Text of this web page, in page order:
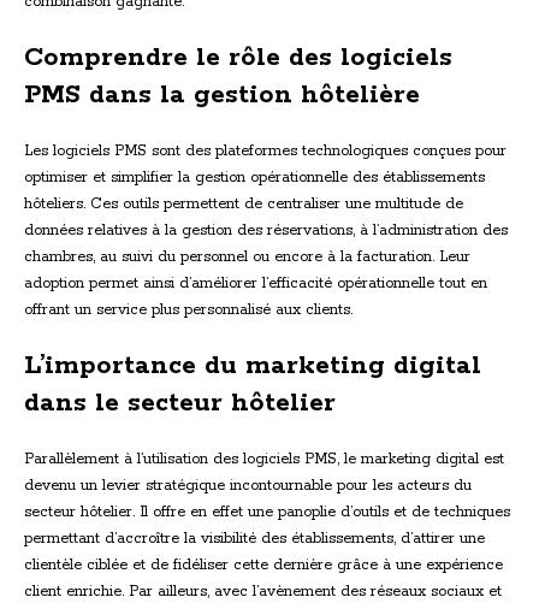
Comprendre le rôle des logiciels
PMS dans la gestion hôtelière
Les logiciels PMS sont des plateformes technologiques conçues pour
optimiser et simplifier la gestion opérationnelle des établissements
hôteliers. Ces outils permettent de centraliser une multitude de
données relatives à la gestion des réservations, à l’administration des
chambres, au suivi du personnel ou encore à la facturation. Leur
adoption permet ainsi d’améliorer l’efficacité opérationnelle tout en
offrant un service plus personnalisé aux clients.
L’importance du marketing digital
dans le secteur hôtelier
Parallèlement à l’utilisation des logiciels PMS, le marketing digital est
devenu un levier stratégique incontournable pour les acteurs du
secteur hôtelier. Il offre en effet une panoplie d’outils et de techniques
permettant d’accroître la visibilité des établissements, d’attirer une
clientèle ciblée et de fidéliser cette dernière grâce à une expérience
client enrichie. Par ailleurs, avec l’avènement des réseaux sociaux et